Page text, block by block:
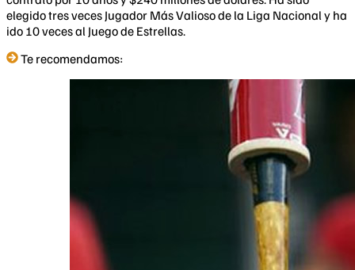
elegido tres veces Jugador Más Valioso de la Liga Nacional y ha
ido 10 veces al Juego de Estrellas.
Te recomendamos: